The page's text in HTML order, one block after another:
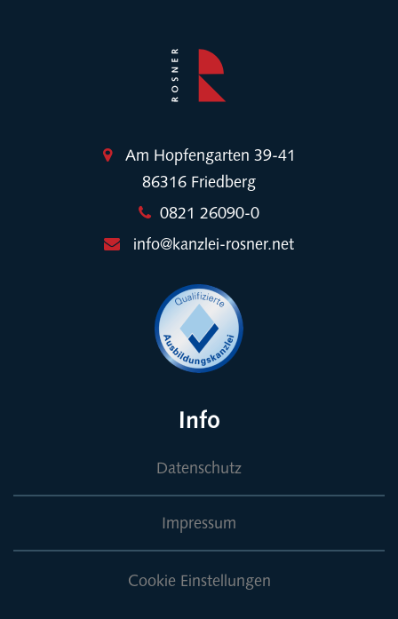
Am Hopfengarten 39-41
86316 Friedberg
0821 26090-0
info@kanzlei-rosner.net
Info
Datenschutz
Impressum
Cookie Einstellungen